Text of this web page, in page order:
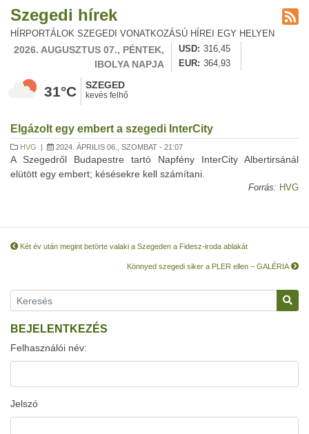
Szegedi hírek
HÍRPORTÁLOK SZEGEDI VONATKOZÁSÚ HÍREI EGY HELYEN
2026. AUGUSZTUS 07., PÉNTEK,
IBOLYA NAPJA
USD
316,45
EUR
364,93
31°C SZEGED
kevés felhő
Elgázolt egy embert a szegedi InterCity
HVG | 2024. ÁPRILIS 06., SZOMBAT - 21:07
A Szegedről Budapestre tartó Napfény InterCity Albertirsánál
elütött egy embert; késésekre kell számítani.
Forrás: HVG
Két év után megint betörte valaki a Szegeden a Fidesz-iroda ablakát
Könnyed szegedi siker a PLER ellen – GALÉRIA
BEJELENTKEZÉS
Felhasználói név:
Jelszó